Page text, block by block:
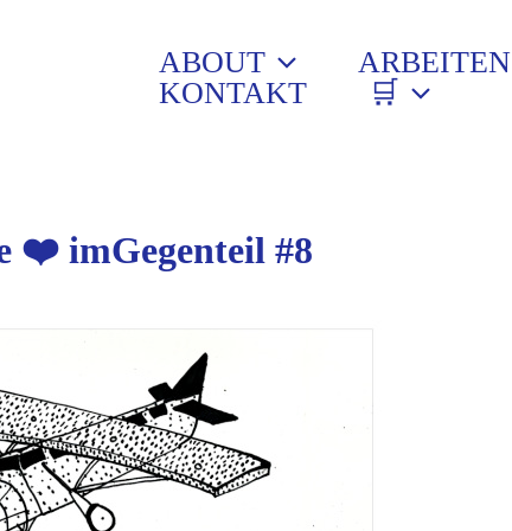
ABOUT ARBEITEN
KONTAKT
🛒
❤️ imGegenteil #8